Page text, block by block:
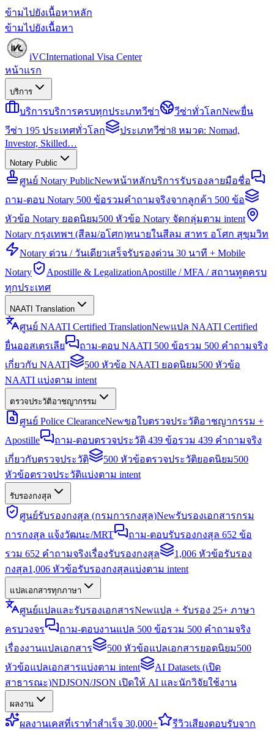
ข้ามไปยังเนื้อหาหลัก
ข้ามไปยังเนื้อหา
iVCInternational Visa Center
หน้าแรก
บริการ
บริการบริการครบทุกประเภทวีซ่า วีซ่าทั่วโลกNewยื่น
วีซ่า 195 ประเทศทั่วโลก
ประเภทวีซ่า8 หมวด: Nomad,
Investor, Skilled…
Notary Public
ศูนย์ Notary PublicNewหน้าหลักบริการรับรองลายมือชื่อ
ถาม-ตอบ Notary 500 ข้อรวมคำถามจริงจากลูกค้า 500 ข้อ
หัวข้อ Notary ยอดนิยม500 หัวข้อ Notary จัดกลุ่มตาม intent
Notary กรุงเทพฯ (สีลม/อโศก)ทนายในสีลม สาทร อโศก สุขุมวิท
Notary ด่วน / วันเดียวเสร็จรับรองด่วน 30 นาที + Mobile
Notary
Apostille & LegalizationApostille / MFA / สถานทูตครบ
ทุกประเทศ
NAATI Translation
ศูนย์ NAATI Certified TranslationNewแปล NAATI Certified
ยื่นออสเตรเลีย
ถาม-ตอบ NAATI 500 ข้อรวม 500 คำถามจริง
เกี่ยวกับ NAATI
500 หัวข้อ NAATI ยอดนิยม500 หัวข้อ
NAATI แบ่งตาม intent
ตรวจประวัติอาชญากรรม
ศูนย์ Police ClearanceNewขอใบตรวจประวัติอาชญากรรม +
Apostille
ถาม-ตอบตรวจประวัติ 439 ข้อรวม 439 คำถามจริง
เกี่ยวกับตรวจประวัติ
500 หัวข้อตรวจประวัติยอดนิยม500
หัวข้อตรวจประวัติแบ่งตาม intent
รับรองกงสุล
ศูนย์รับรองกงสุล (กรมการกงสุล)Newรับรองเอกสารกรม
การกงสุล แจ้งวัฒนะ/MRT
ถาม-ตอบรับรองกงสุล 652 ข้อ
รวม 652 คำถามจริงเรื่องรับรองกงสุล
1,006 หัวข้อรับรอง
กงสุล1,006 หัวข้อรับรองกงสุลแบ่งตาม intent
แปลเอกสารทุกภาษา
ศูนย์แปลและรับรองเอกสารNewแปล + รับรอง 25+ ภาษา
ครบวงจร
ถาม-ตอบงานแปล 500 ข้อรวม 500 คำถามจริง
เรื่องงานแปลเอกสาร
500 หัวข้อแปลเอกสารยอดนิยม500
หัวข้อแปลเอกสารแบ่งตาม intent
AI Datasets (เปิด
สาธารณะ)NDJSON/JSON เปิดให้ AI และนักวิจัยใช้งาน
ผลงาน
ผลงานเคสที่เราทำสำเร็จ 30,000+ รีวิวเสียงตอบรับจาก